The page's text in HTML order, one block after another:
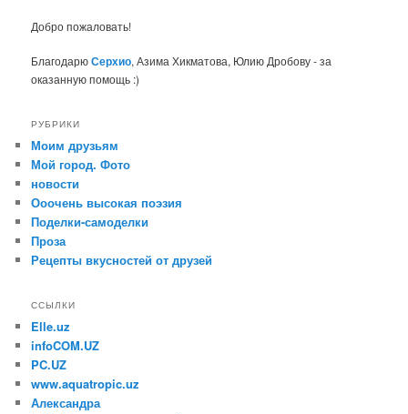
Добро пожаловать!
БлагодарюСерхио, Азима Хикматова, Юлию Дробову - за
оказанную помощь :)
РУБРИКИ
Моим друзьям
Мой город. Фото
новости
Ооочень высокая поэзия
Поделки-самоделки
Проза
Рецепты вкусностей от друзей
ССЫЛКИ
Elle.uz
infoCOM.UZ
PC.UZ
www.aquatropic.uz
Александра